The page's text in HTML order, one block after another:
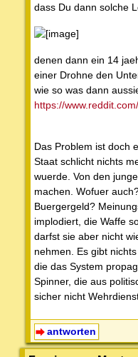
dass Du dann solche
denen dann ein 14
einer Drohne den
wie so was dann
https://
Das Problem ist doch
Staat schlicht nichts
wuerde. Von den
machen. Wofuer
Buergergeld?
implodiert, die Waffe
darfst sie aber nicht
nehmen. Es gibt
die das System
Spinner, die aus
sicher nicht
antworten